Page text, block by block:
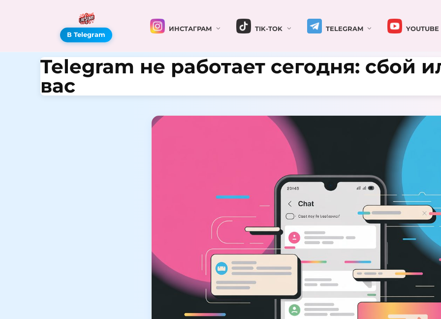
В Telegram
ИНСТАГРАМ TIK-TOK TELEGRAM YOUTUBE
Telegram не работает сегодня: сбой
вас